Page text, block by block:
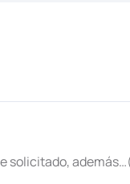
solicitado,